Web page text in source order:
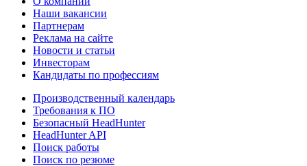
Наши вакансии
Партнерам
Реклама на сайте
Новости и статьи
Инвесторам
Кандидаты по профессиям
Производственный календарь
Требования к ПО
Безопасный HeadHunter
HeadHunter API
Поиск работы
Поиск по резюме